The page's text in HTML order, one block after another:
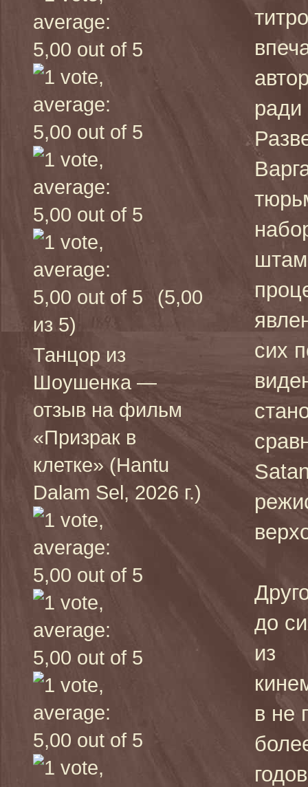
(5,00
из 5)
Танцор из
Шоушенка —
отзыв на фильм
«Призрак в
клетке» (Hantu
Dalam Sel, 2026 г.)
ради
сих
до
из
в не